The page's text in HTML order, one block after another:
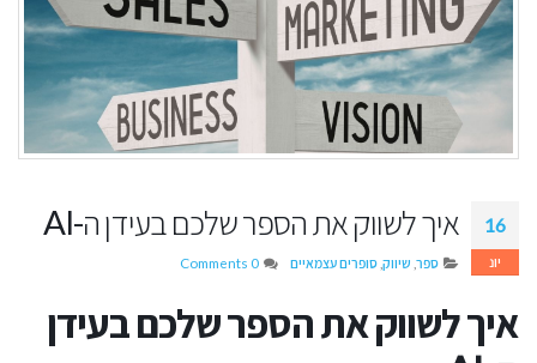
16
יונ
איך לשווק את הספר שלכם בעידן ה-AI
ספר, שיווק, סופרים עצמאיים 0 Comments
איך לשווק את הספר שלכם בעידן